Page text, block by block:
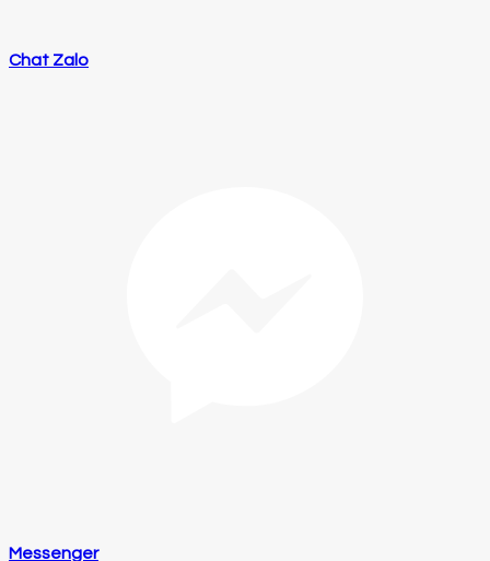
Chat Zalo
Messenger